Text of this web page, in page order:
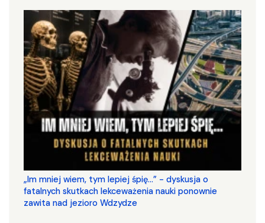
„Im mniej wiem, tym lepiej śpię...” - dyskusja o
fatalnych skutkach lekceważenia nauki ponownie
zawita nad jezioro Wdzydze